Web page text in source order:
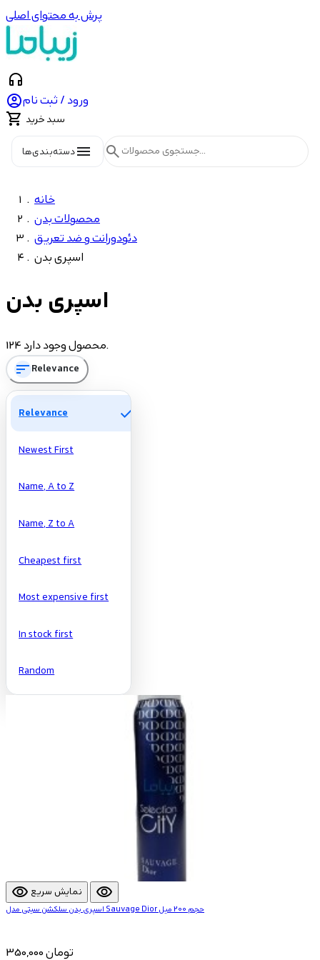
پرش به محتوای اصلی
headphones
ورود / ثبت نام
 سبد خرید
menuدسته‌بندی‌ها search
خانه
محصولات بدن
دئودورانت و ضد تعریق
اسپری بدن
تومان
Manufacturers
اسپری بدن
124 محصول وجود دارد.
sortRelevance
Relevance check
Newest First
Name, A to Z
Name, Z to A
Cheapest first
Most expensive first
In stock first
Random
visibility نمایش سریع visibility
اسپری بدن سلکشن سیتی مدل Sauvage Dior حجم 200 میل
350,000 تومان